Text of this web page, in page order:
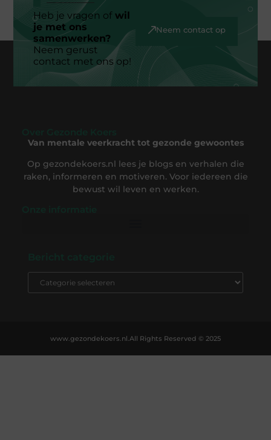
Heb je vragen ofwil
je met ons
samenwerken?
Neem gerust
contact met ons op!
Neem contact op
Van mentale veerkracht tot gezonde gewoontes
Op gezondekoers.nl lees je blogs en verhalen die
raken, informeren en motiveren. Voor iedereen die
bewust wil leven en werken.
All Rights Reserved © 2025
www.gezondekoers.nl.